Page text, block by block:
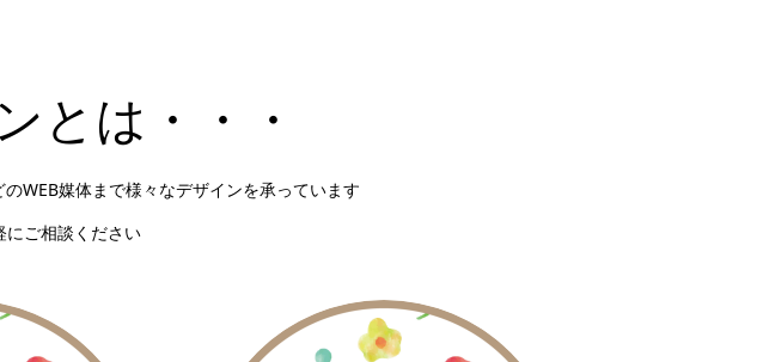
とは・・・
WEB媒体まで様々なデザインを承っています
にご相談ください